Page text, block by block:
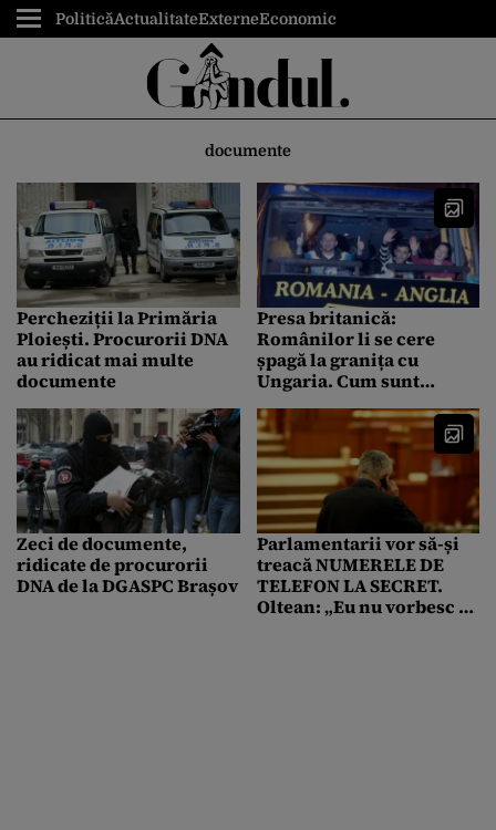
PoliticăActualitateExterneEconomic
documente
Percheziții la Primăria
Ploiești. Procurorii DNA
au ridicat mai multe
documente
Presa britanică:
Românilor li se cere
șpagă la granița cu
Ungaria. Cum sunt
falsifice documente
pentru a primi ajutoare
sociale în Anglia
Zeci de documente,
ridicate de procurorii
DNA de la DGASPC Brașov
Parlamentarii vor să-și
treacă NUMERELE DE
TELEFON LA SECRET.
Oltean: „Eu nu vorbesc la